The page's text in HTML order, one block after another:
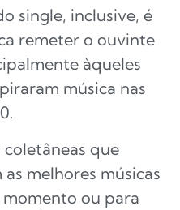
single, inclusive, é
remeter o ouvinte
àqueles
música nas
que
melhores músicas
ou para